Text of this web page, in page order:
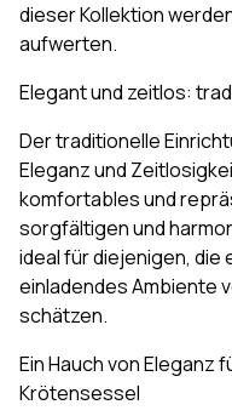
dieser Kollektion
aufwerten.
Elegant und zeitlos:
Der traditionelle
Eleganz und
komfortables und
sorgfältigen und
ideal für diejenigen, die
einladendes Ambiente
schätzen.
Ein Hauch von Eleganz
Krötensessel